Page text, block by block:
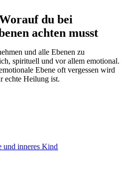
du bei
achten musst
und alle Ebenen zu
spirituell und vor allem emotional.
Ebene oft vergessen wird
echte Heilung ist.
und inneres Kind